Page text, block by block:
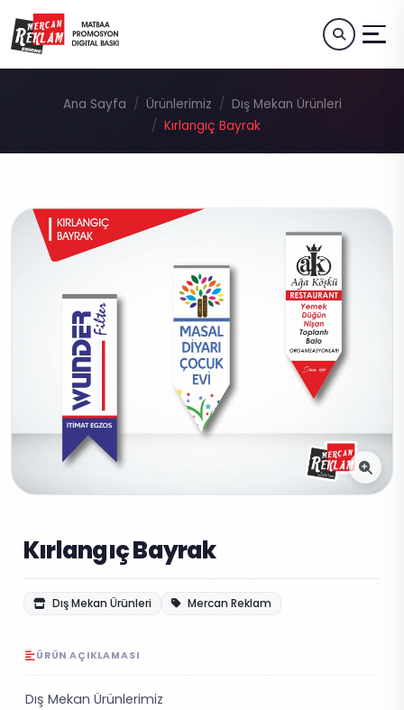
Ana Sayfa Ürünlerimiz
Dış Mekan Ürünleri
Kırlangıç Bayrak
Kırlangıç Bayrak
Dış Mekan Ürünleri Mercan Reklam
ÜRÜN AÇIKLAMASI
Dış Mekan Ürünlerimiz